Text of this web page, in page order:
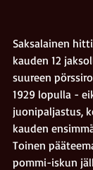
Saksalainen
kauden 12
suureen
1929 lopulla -
juonipaljastus,
kauden
Toinen
pommi-iskun